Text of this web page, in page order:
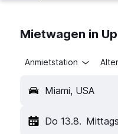
Mietwagen in
Anmietstation
Miami, USA
Do 13.8. Mittags